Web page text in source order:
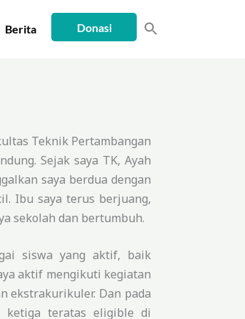
Berita Donasi
Teknik Pertambangan
Sejak saya TK, Ayah
saya berdua dengan
Ibu saya terus berjuang,
sekolah dan bertumbuh.
siswa yang aktif, baik
aktif mengikuti kegiatan
ekstrakurikuler. Dan pada
ketiga teratas eligible di